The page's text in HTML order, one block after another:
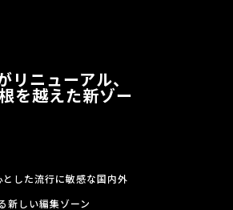
ニューアル、
を越えた新ゾー
した流行に敏感な国内外
新しい編集ゾーン